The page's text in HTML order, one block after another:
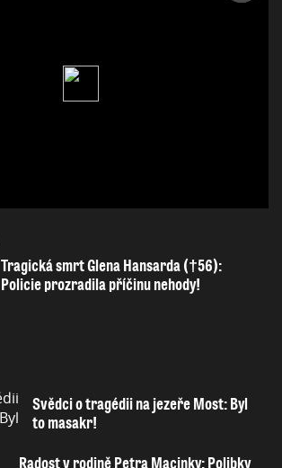
Tragická smrt Glena Hansarda (†56):
Policie prozradila příčinu nehody!
Svědci o tragédii na jezeře Most: Byl
to masakr!